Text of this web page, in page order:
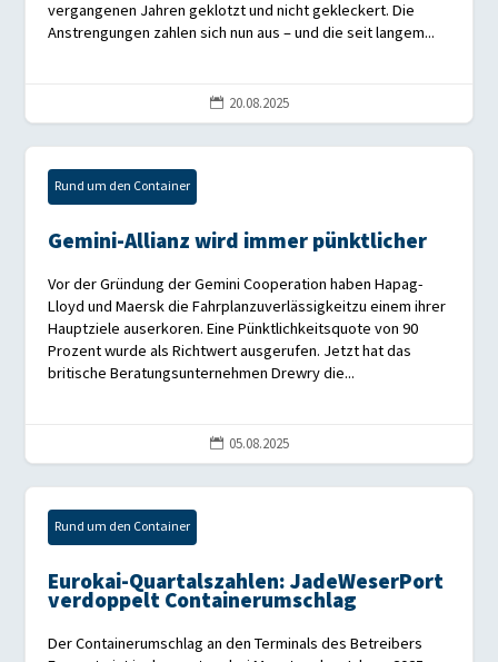
vergangenen Jahren geklotzt und nicht gekleckert. Die
Anstrengungen zahlen sich nun aus – und die seit langem...
 20.08.2025
Rund um den Container
Gemini-Allianz wird immer pünktlicher
Vor der Gründung der Gemini Cooperation haben Hapag-
Lloyd und Maersk die Fahrplanzuverlässigkeitzu einem ihrer
Hauptziele auserkoren. Eine Pünktlichkeitsquote von 90
Prozent wurde als Richtwert ausgerufen. Jetzt hat das
britische Beratungsunternehmen Drewry die...
 05.08.2025
Rund um den Container
Eurokai-Quartalszahlen: JadeWeserPort
verdoppelt Containerumschlag
Der Containerumschlag an den Terminals des Betreibers